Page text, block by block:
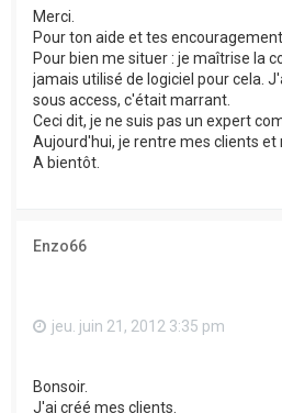
Merci.
Pour ton aide et tes
Pour bien me situer : je maîtrise la
jamais utilisé de logiciel pour cela.
sous access, c'était marrant.
Ceci dit, je ne suis pas un expert
Aujourd'hui, je rentre mes clients et
A bientôt.
Enzo66
jeu. juin 21, 2012 3:35 pm
Bonsoir.
J'ai créé mes clients.